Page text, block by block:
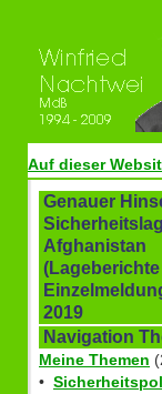
Auf dieser
Genauer
Afghanistan
(Lageberichte
2019
Navigation
Meine Themen
•